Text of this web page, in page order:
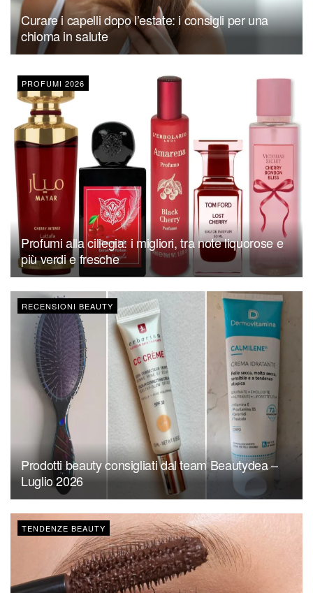
Curare i capelli dopo l’estate: i consigli per una
chioma in salute
PROFUMI 2026
Profumi alla ciliegia: i migliori, tra note liquorose e
più verdi e fresche
RECENSIONI BEAUTY
Prodotti beauty consigliati dal team Beautydea –
Luglio 2026
TENDENZE BEAUTY